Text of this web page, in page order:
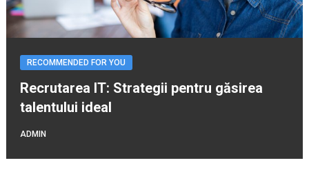
RECOMMENDED FOR YOU
Recrutarea IT: Strategii pentru găsirea
talentului ideal
ADMIN